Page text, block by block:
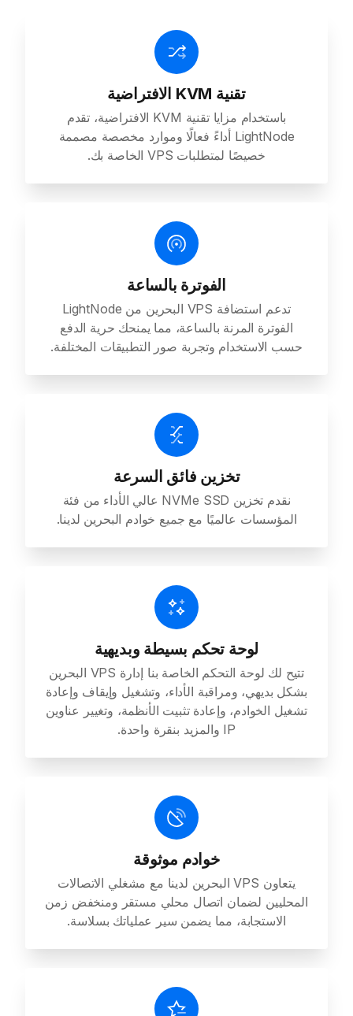
تقنية KVM الافتراضية
باستخدام مزايا تقنية KVM الافتراضية، تقدم
LightNode أداءً فعالًا وموارد مخصصة مصممة
خصيصًا لمتطلبات VPS الخاصة بك.
الفوترة بالساعة
تدعم استضافة VPS البحرين من LightNode
الفوترة المرنة بالساعة، مما يمنحك حرية الدفع
حسب الاستخدام وتجربة صور التطبيقات المختلفة.
تخزين فائق السرعة
نقدم تخزين NVMe SSD عالي الأداء من فئة
المؤسسات عالميًا مع جميع خوادم البحرين لدينا.
لوحة تحكم بسيطة وبديهية
تتيح لك لوحة التحكم الخاصة بنا إدارة VPS البحرين
بشكل بديهي، ومراقبة الأداء، وتشغيل وإيقاف وإعادة
تشغيل الخوادم، وإعادة تثبيت الأنظمة، وتغيير عناوين
IP والمزيد بنقرة واحدة.
خوادم موثوقة
يتعاون VPS البحرين لدينا مع مشغلي الاتصالات
المحليين لضمان اتصال محلي مستقر ومنخفض زمن
الاستجابة، مما يضمن سير عملياتك بسلاسة.